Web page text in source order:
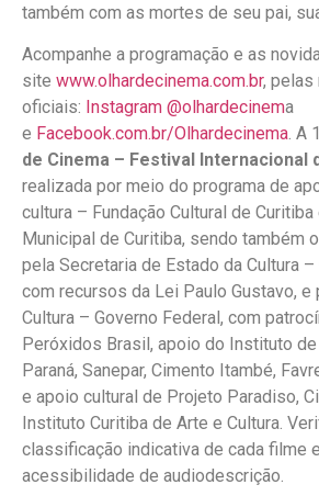
também com as mortes de seu pai,
Acompanhe a programação e as
site www.olhardecinema.com.br,
oficiais: Instagram @olhardecinema
e Facebook.com.br/Olhardecinema. A
de Cinema – Festival Internacional
realizada por meio do programa de
cultura – Fundação Cultural de
Municipal de Curitiba, sendo também
pela Secretaria de Estado da Cultura –
com recursos da Lei Paulo Gustavo,
Cultura – Governo Federal, com
Peróxidos Brasil, apoio do Instituto
Paraná, Sanepar, Cimento Itambé,
e apoio cultural de Projeto Paradiso,
Instituto Curitiba de Arte e Cultura.
classificação indicativa de cada filme
acessibilidade de audiodescrição.